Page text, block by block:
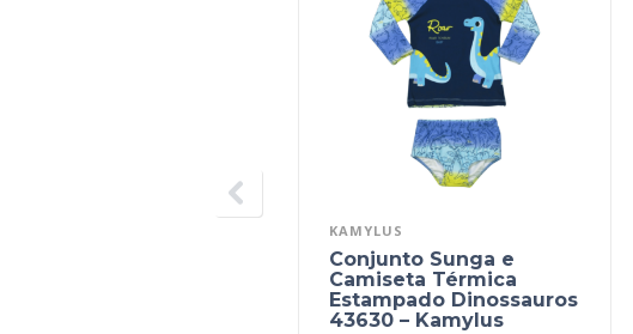
KAMYLUS
Conjunto Sunga e
Camiseta Térmica
Estampado Dinossauros
43630 – Kamylus